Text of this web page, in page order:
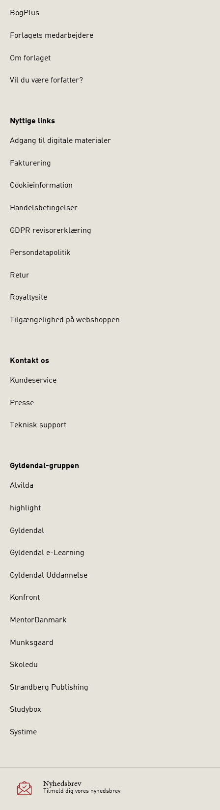
BogPlus
Forlagets medarbejdere
Om forlaget
Vil du være forfatter?
Nyttige links
Adgang til digitale materialer
Fakturering
Cookieinformation
Handelsbetingelser
GDPR revisorerklæring
Persondatapolitik
Retur
Royaltysite
Tilgængelighed på webshoppen
Kontakt os
Kundeservice
Presse
Teknisk support
Gyldendal-gruppen
Alvilda
highlight
Gyldendal
Gyldendal e-Learning
Gyldendal Uddannelse
Konfront
MentorDanmark
Munksgaard
Skoledu
Strandberg Publishing
Studybox
Systime
Nyhedsbrev
Tilmeld dig vores nyhedsbrev